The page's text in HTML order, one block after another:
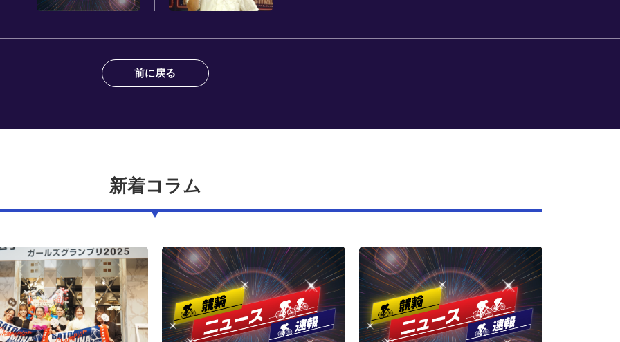
前に戻る
新着コラム